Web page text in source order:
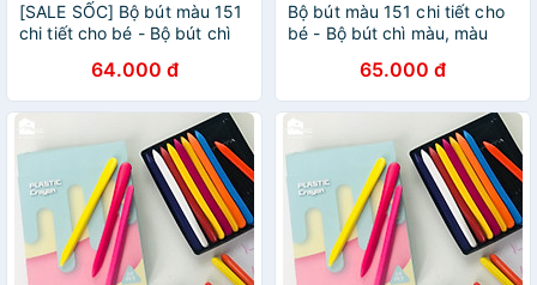
[SALE SỐC] Bộ bút màu 151
chi tiết cho bé - Bộ bút chì
64.000 đ
Bộ bút màu 151 chi tiết cho
bé - Bộ bút chì màu, màu
65.000 đ